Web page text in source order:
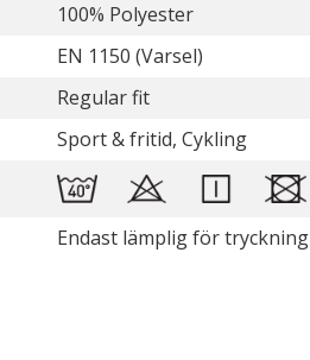
100% Polyester
EN 1150 (Varsel)
Regular fit
Sport & fritid, Cykling
Endast lämplig för tryckning